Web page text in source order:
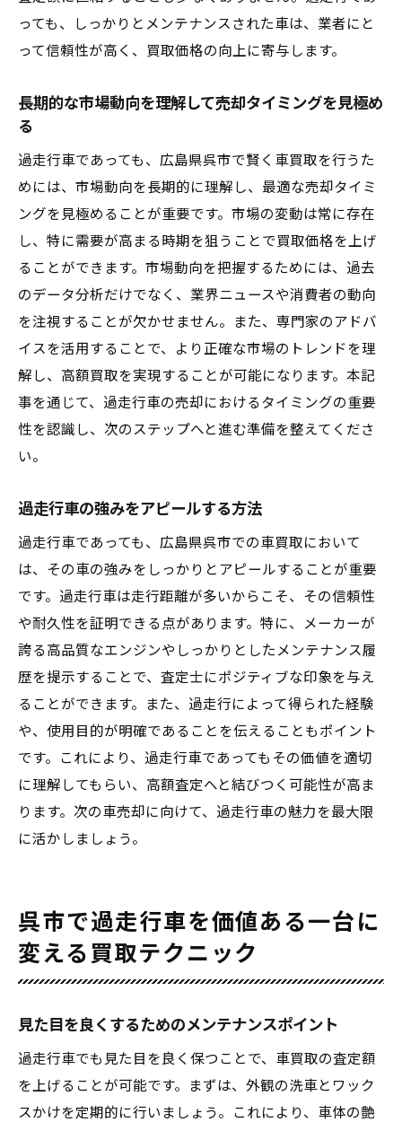
っても、しっかりとメンテナンスされた車は、業者にと
って信頼性が高く、買取価格の向上に寄与します。
長期的な市場動向を理解して売却タイミングを見極め
る
過走行車であっても、広島県呉市で賢く車買取を行うた
めには、市場動向を長期的に理解し、最適な売却タイミ
ングを見極めることが重要です。市場の変動は常に存在
し、特に需要が高まる時期を狙うことで買取価格を上げ
ることができます。市場動向を把握するためには、過去
のデータ分析だけでなく、業界ニュースや消費者の動向
を注視することが欠かせません。また、専門家のアドバ
イスを活用することで、より正確な市場のトレンドを理
解し、高額買取を実現することが可能になります。本記
事を通じて、過走行車の売却におけるタイミングの重要
性を認識し、次のステップへと進む準備を整えてくださ
い。
過走行車の強みをアピールする方法
過走行車であっても、広島県呉市での車買取において
は、その車の強みをしっかりとアピールすることが重要
です。過走行車は走行距離が多いからこそ、その信頼性
や耐久性を証明できる点があります。特に、メーカーが
誇る高品質なエンジンやしっかりとしたメンテナンス履
歴を提示することで、査定士にポジティブな印象を与え
ることができます。また、過走行によって得られた経験
や、使用目的が明確であることを伝えることもポイント
です。これにより、過走行車であってもその価値を適切
に理解してもらい、高額査定へと結びつく可能性が高ま
ります。次の車売却に向けて、過走行車の魅力を最大限
に活かしましょう。
呉市で過走行車を価値ある一台に
変える買取テクニック
見た目を良くするためのメンテナンスポイント
過走行車でも見た目を良く保つことで、車買取の査定額
を上げることが可能です。まずは、外観の洗車とワック
スかけを定期的に行いましょう。これにより、車体の艶